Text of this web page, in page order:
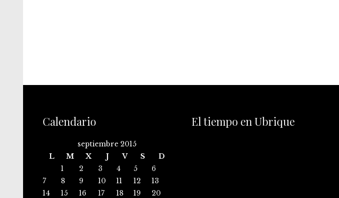
Calendario
septiembre 2015
L
M X J V S
D
1
2 3 4 5
6
7
8 9 10 11 12
13
14
15 16 17 18 19 20
El tiempo en Ubrique